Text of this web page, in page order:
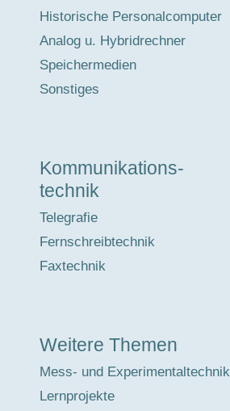
Historische Personalcomputer
Analog u. Hybridrechner
Speichermedien
Sonstiges
Kommunikations-
technik
Telegrafie
Fernschreibtechnik
Faxtechnik
Weitere Themen
Mess- und Experimentaltechnik
Lernprojekte